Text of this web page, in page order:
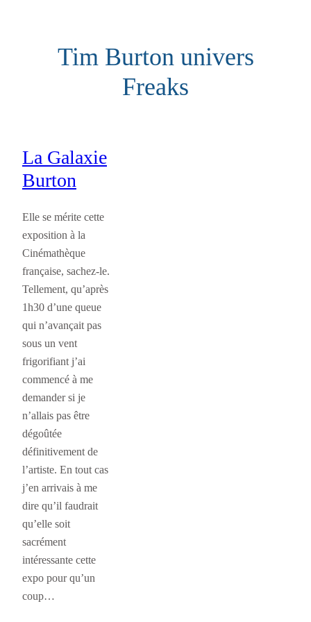
Tim Burton univers
Freaks
La Galaxie
Burton
Elle se mérite cette
exposition à la
Cinémathèque
française, sachez-le.
Tellement, qu’après
1h30 d’une queue
qui n’avançait pas
sous un vent
frigorifiant j’ai
commencé à me
demander si je
n’allais pas être
dégoûtée
définitivement de
l’artiste. En tout cas
j’en arrivais à me
dire qu’il faudrait
qu’elle soit
sacrément
intéressante cette
expo pour qu’un
coup…